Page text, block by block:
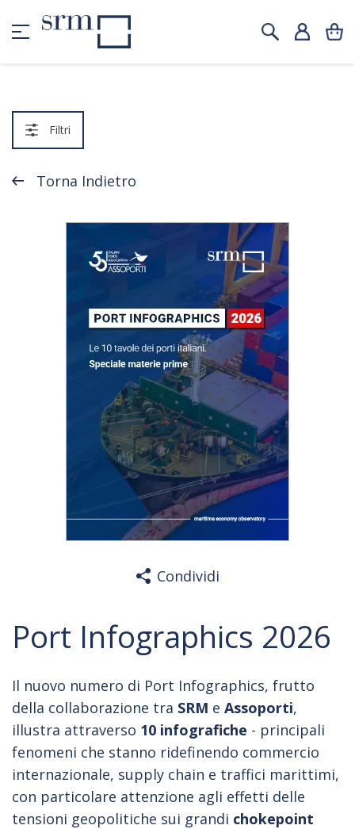
Filtri
Torna Indietro
Condividi
Port Infographics 2026
Il nuovo numero di Port Infographics, frutto
della collaborazione tra SRM e Assoporti,
illustra attraverso 10 infografiche - principali
fenomeni che stanno ridefinendo commercio
internazionale, supply chain e traffici marittimi,
con particolare attenzione agli effetti delle
tensioni geopolitiche sui grandi chokepoint